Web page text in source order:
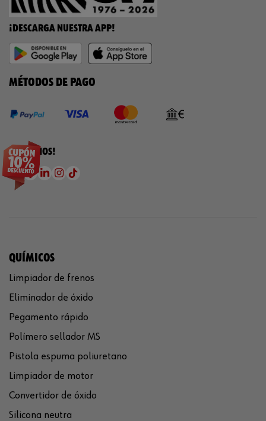
¡DESCARGA NUESTRA APP!
MÉTODOS DE PAGO
¡SÍGUENOS!
QUÍMICOS
Limpiador de frenos
Eliminador de óxido
Pegamento rápido
Polímero sellador MS
Pistola espuma poliuretano
Limpiador de motor
Convertidor de óxido
Silicona neutra